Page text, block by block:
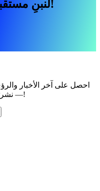
لنبنِ مستقبل الذكاء الاصطناعي معاً!
احصل على آخر الأخبار
— نشرتنا الشهرية تحتوي على كل ما تحتاجه!